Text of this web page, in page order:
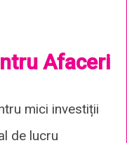
Afaceri
mici investiții
de lucru